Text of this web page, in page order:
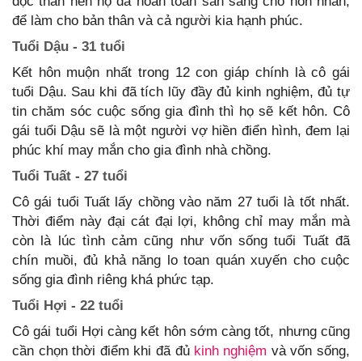
để làm cho bản thân và cả người kia hạnh phúc.
Tuổi Dậu - 31 tuổi
Kết hôn muộn nhất trong 12 con giáp chính là cô gái
tuổi Dậu. Sau khi đã tích lũy đầy đủ kinh nghiệm, đủ tự
tin chăm sóc cuộc sống gia đình thì họ sẽ kết hôn. Cô
gái tuổi Dậu sẽ là một người vợ hiền điển hình, đem lại
phúc khí may mắn cho gia đình nhà chồng.
Tuổi Tuất - 27 tuổi
Cô gái tuổi Tuất lấy chồng vào năm 27 tuổi là tốt nhất.
Thời điểm này đại cát đại lợi, không chỉ may mắn mà
còn là lúc tình cảm cũng như vốn sống tuổi Tuất đã
chín muồi, đủ khả năng lo toan quán xuyến cho cuộc
sống gia đình riêng khá phức tạp.
Tuổi Hợi - 22 tuổi
Cô gái tuổi Hợi càng kết hôn sớm càng tốt, nhưng cũng
cần chọn thời điểm khi đã đủ kinh nghiệm và vốn sống,